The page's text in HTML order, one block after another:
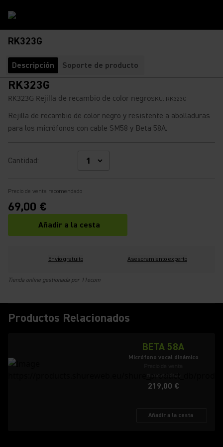
RK323G
Descripción Soporte de producto
RK323G
RK323G Rejilla de recambio de color negroSKU: RK323G
Rejilla de recambio de color negro y resistente a abolladuras
para los micrófonos con cable SM58 y Beta 58A.
Cantidad:
Precio de venta recomendado
69,00 €
Añadir a la cesta
Envío gratuito Asesoramiento experto
Tienda online gestionada por 11ecom
Productos Relacionados
BETA 58A
Micrófono vocal dinámico
recomendado
219,00 €
Añadir a la cesta